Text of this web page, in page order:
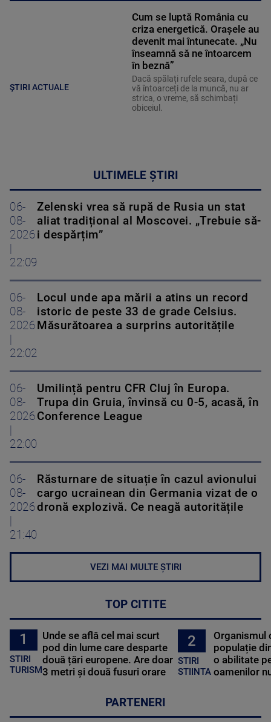
ȘTIRI ACTUALE
Cum se luptă România cu
criza energetică. Orașele au
devenit mai întunecate. „Nu
înseamnă să ne întoarcem
în beznă”
Dacă spălați rufele seara, după ce
vă întoarceți de la muncă, nu ar
strica, o vreme, să schimbați
obiceiul.
ULTIMELE ȘTIRI
06-
08-
2026
22:09
Zelenski vrea să rupă de Rusia un stat
aliat tradițional al Moscovei. „Trebuie să-
i despărțim”
06-
08-
2026
22:02
Locul unde apa mării a atins un record
istoric de peste 33 de grade Celsius.
Măsurătoarea a surprins autoritățile
06-
08-
2026
22:00
Umilință pentru CFR Cluj în Europa.
Trupa din Gruia, învinsă cu 0-5, acasă, în
Conference League
06-
08-
2026
21:40
Răsturnare de situație în cazul avionului
cargo ucrainean din Germania vizat de o
dronă explozivă. Ce neagă autoritățile
VEZI MAI MULTE ȘTIRI
TOP CITITE
1
STIRI
TURISM
Unde se află cel mai scurt
pod din lume care desparte
două țări europene. Are doar
3 metri și două fusuri orare
2
STIRI
STIINTA
Organismul
populație
o abilitate
oamenilor
PARTENERI